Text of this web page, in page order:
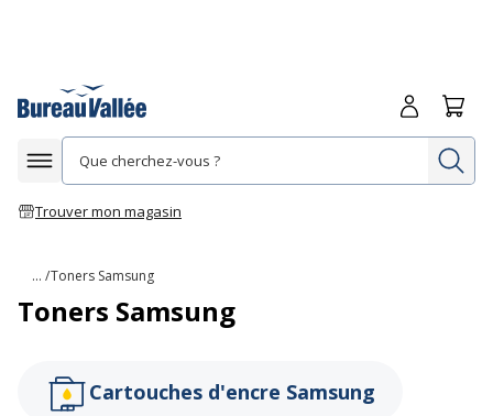
Afficher la navigation
Trouver mon magasin
Me
... /Toners Samsung
Toners Samsung
Cartouches d'encre Samsung